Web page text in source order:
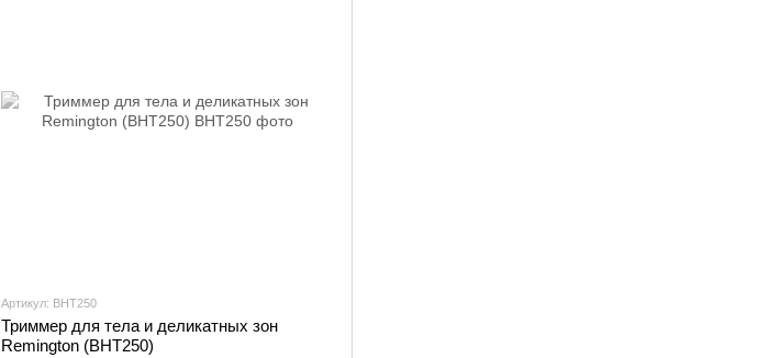
Артикул: BHT250
Триммер для тела и деликатных зон
Remington (BHT250)